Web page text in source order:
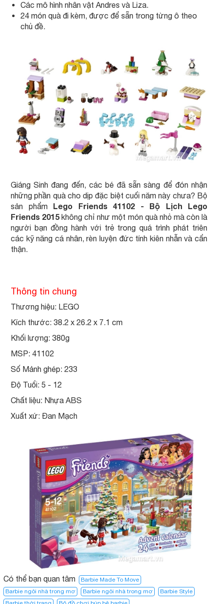
Các mô hình nhân vật Andres và Liza.
24 món quà đi kèm, được để sẵn trong từng ô theo
chủ đề.
Giáng Sinh đang đến, các bé đã sẵn sàng để đón nhận
những phần quà cho dịp đặc biệt cuối năm này chưa? Bộ
sản phẩm Lego Friends 41102 - Bộ Lịch Lego
Friends 2015không chỉ như một món quà nhỏ mà còn là
người bạn đồng hành với trẻ trong quá trình phát triên
các kỹ năng cá nhân, rèn luyện đức tính kiên nhẫn và cẩn
thận.
Thông tin chung
Thương hiệu: LEGO
Kích thước: 38.2 x 26.2 x 7.1 cm
Khối lượng: 380g
MSP: 41102
Số Mảnh ghép: 233
Độ Tuổi: 5 - 12
Chất liệu: Nhựa ABS
Xuất xứ: Đan Mạch
Có thể bạn quan tâm
Barbie Made To Move
Barbie ngôi nhà trong mơ
Barbie ngôi nhà trong mơ​
Barbie Style